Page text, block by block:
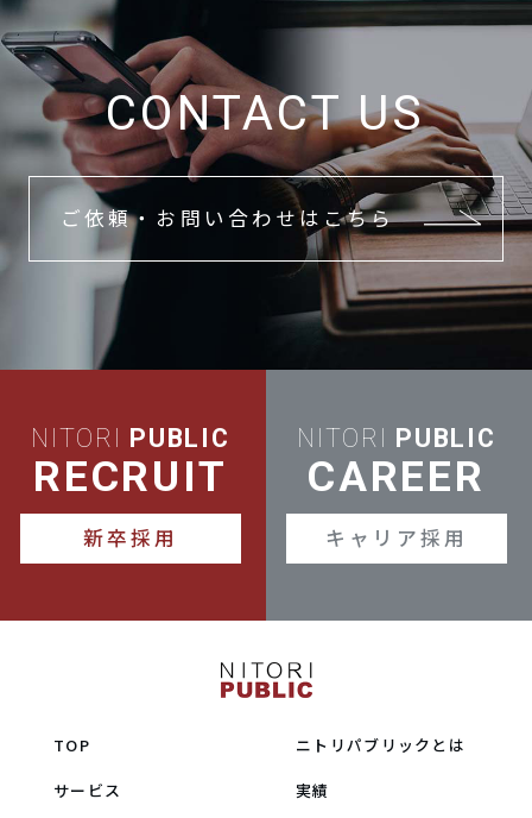
CONTACT US
ご依頼・お問い合わせはこちら
NITORI PUBLIC
RECRUIT
新卒採用
NITORI PUBLIC
CAREER
キャリア採用
TOP
ニトリパブリックとは
サービス
実績